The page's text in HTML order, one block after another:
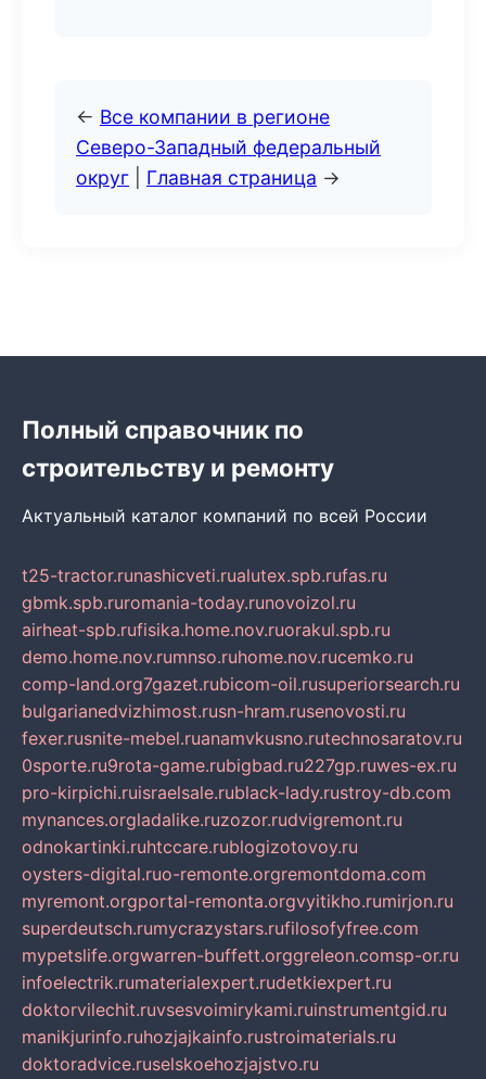
← Все компании в регионе
Северо-Западный федеральный
округ
Главная страница →
Полный справочник по
строительству и ремонту
Актуальный каталог компаний по всей России
t25-tractor.runashicveti.rualutex.spb.rufas.ru
gbmk.spb.ruromania-today.runovoizol.ru
airheat-spb.rufisika.home.nov.ruorakul.spb.ru
demo.home.nov.rumnso.ruhome.nov.rucemko.ru
comp-land.org7gazet.rubicom-oil.rusuperiorsearch.ru
bulgarianedvizhimost.rusn-hram.rusenovosti.ru
fexer.rusnite-mebel.ruanamvkusno.rutechnosaratov.ru
0sporte.ru9rota-game.rubigbad.ru227gp.ruwes-ex.ru
pro-kirpichi.ruisraelsale.rublack-lady.rustroy-db.com
mynances.orgladalike.ruzozor.rudvigremont.ru
odnokartinki.ruhtccare.rublogizotovoy.ru
oysters-digital.ruo-remonte.orgremontdoma.com
myremont.orgportal-remonta.orgvyitikho.rumirjon.ru
superdeutsch.rumycrazystars.rufilosofyfree.com
mypetslife.orgwarren-buffett.orggreleon.comsp-or.ru
infoelectrik.rumaterialexpert.rudetkiexpert.ru
doktorvilechit.ruvsesvoimirykami.ruinstrumentgid.ru
manikjurinfo.ruhozjajkainfo.rustroimaterials.ru
doktoradvice.ruselskoehozjajstvo.ru